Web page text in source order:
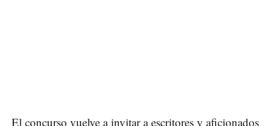
El concurso vuelve a invitar a escritores y aficionados